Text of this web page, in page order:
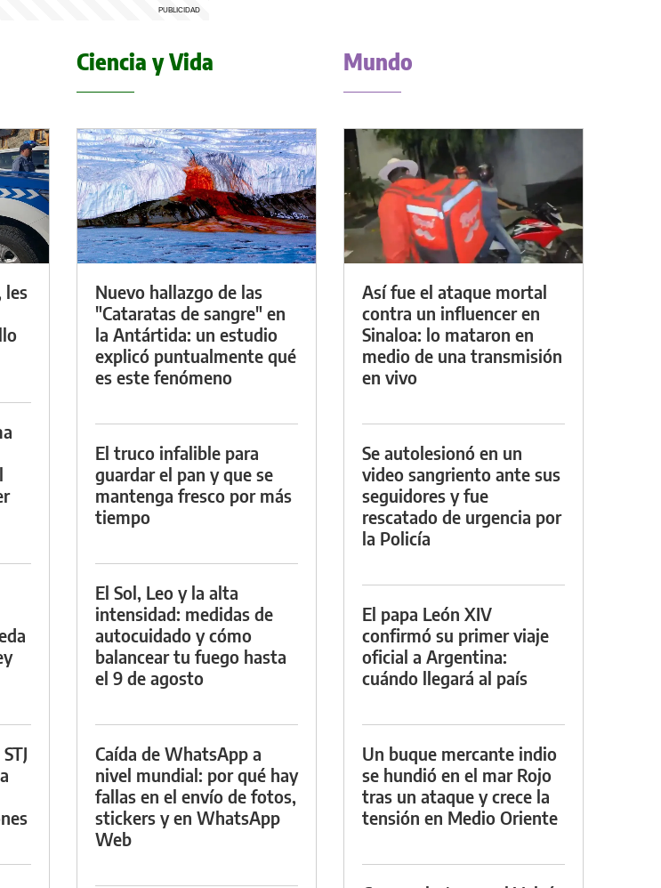
les
Ciencia y Vida
Nuevo hallazgo de las
"Cataratas de sangre" en
la Antártida: un estudio
explicó puntualmente qué
es este fenómeno
El truco infalible para
guardar el pan y que se
mantenga fresco por más
tiempo
El Sol, Leo y la alta
intensidad: medidas de
autocuidado y cómo
balancear tu fuego hasta
el 9 de agosto
Caída de WhatsApp a
nivel mundial: por qué hay
fallas en el envío de fotos,
stickers y en WhatsApp
Web
Mundo
Así fue el ataque mortal
contra un influencer en
Sinaloa: lo mataron en
medio de una transmisión
en vivo
Se autolesionó en un
video sangriento ante sus
seguidores y fue
rescatado de urgencia por
la Policía
El papa León XIV
confirmó su primer viaje
oficial a Argentina:
cuándo llegará al país
Un buque mercante indio
se hundió en el mar Rojo
tras un ataque y crece la
tensión en Medio Oriente